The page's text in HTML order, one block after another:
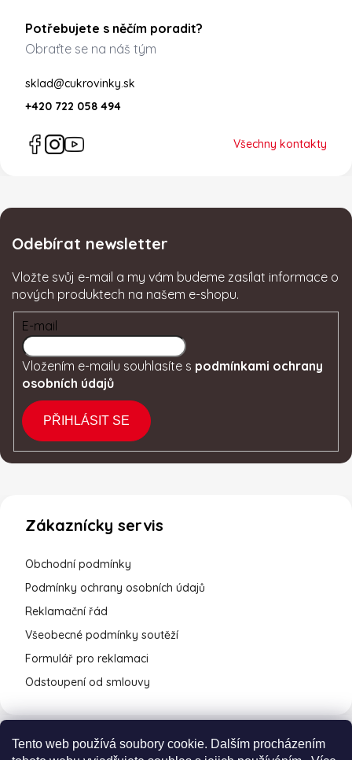
Tento web používá soubory cookie. Dalším procházením
Potřebujete s něčím poradit?
Obraťte se na náš tým
sklad@cukrovinky.sk
+420 722 058 494
Všechny kontakty
Odebírat newsletter
Vložte svůj e-mail a my vám budeme zasílat informace o
nových produktech na našem e-shopu.
E-mail
Vložením e-mailu souhlasíte s podmínkami ochrany
osobních údajů
PŘIHLÁSIT SE
Zákaznícky servis
Obchodní podmínky
Podmínky ochrany osobních údajů
Reklamační řád
Všeobecné podmínky soutěží
Formulář pro reklamaci
Odstoupení od smlouvy